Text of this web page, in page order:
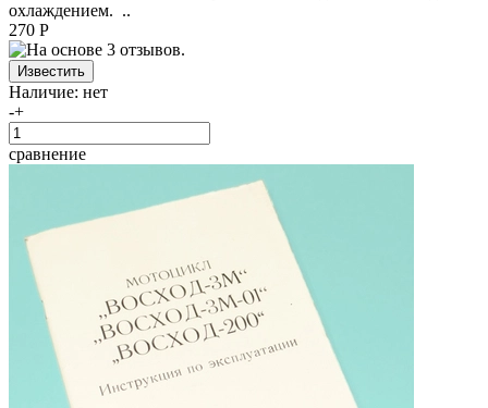
охлаждением. ..
270 Р
Наличие: нет
-+
сравнение